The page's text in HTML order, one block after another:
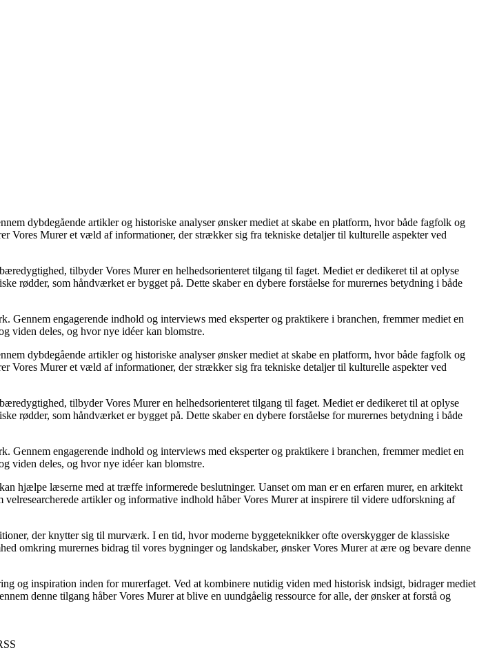
dybdegående artikler og historiske analyser ønsker mediet at skabe en platform, hvor både fagfolk og
Murer et væld af informationer, der strækker sig fra tekniske detaljer til kulturelle aspekter ved
tilbyder Vores Murer en helhedsorienteret tilgang til faget. Mediet er dedikeret til at oplyse
rødder, som håndværket er bygget på. Dette skaber en dybere forståelse for murernes betydning i både
engagerende indhold og interviews med eksperter og praktikere i branchen, fremmer mediet en
viden deles, og hvor nye idéer kan blomstre.
dybdegående artikler og historiske analyser ønsker mediet at skabe en platform, hvor både fagfolk og
Murer et væld af informationer, der strækker sig fra tekniske detaljer til kulturelle aspekter ved
tilbyder Vores Murer en helhedsorienteret tilgang til faget. Mediet er dedikeret til at oplyse
rødder, som håndværket er bygget på. Dette skaber en dybere forståelse for murernes betydning i både
engagerende indhold og interviews med eksperter og praktikere i branchen, fremmer mediet en
viden deles, og hvor nye idéer kan blomstre.
hjælpe læserne med at træffe informerede beslutninger. Uanset om man er en erfaren murer, en arkitekt
artikler og informative indhold håber Vores Murer at inspirere til videre udforskning af
der knytter sig til murværk. I en tid, hvor moderne byggeteknikker ofte overskygger de klassiske
omkring murernes bidrag til vores bygninger og landskaber, ønsker Vores Murer at ære og bevare denne
og inspiration inden for murerfaget. Ved at kombinere nutidig viden med historisk indsigt, bidrager mediet
denne tilgang håber Vores Murer at blive en uundgåelig ressource for alle, der ønsker at forstå og